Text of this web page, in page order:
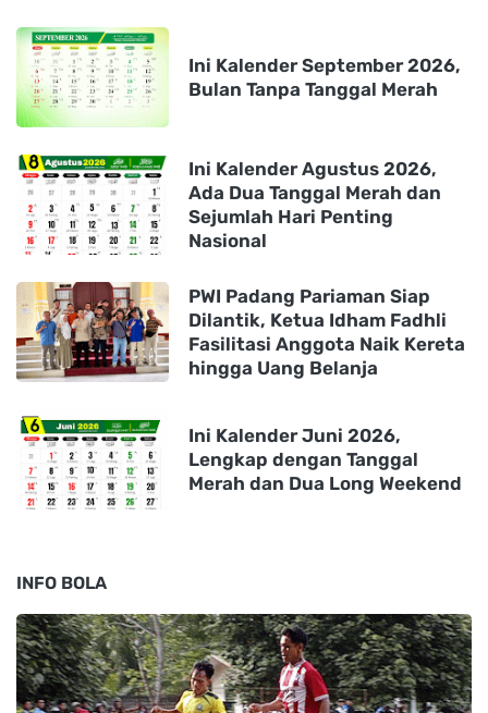
Ini Kalender September 2026,
Bulan Tanpa Tanggal Merah
Ini Kalender Agustus 2026,
Ada Dua Tanggal Merah dan
Sejumlah Hari Penting
Nasional
PWI Padang Pariaman Siap
Dilantik, Ketua Idham Fadhli
Fasilitasi Anggota Naik Kereta
hingga Uang Belanja
Ini Kalender Juni 2026,
Lengkap dengan Tanggal
Merah dan Dua Long Weekend
INFO BOLA